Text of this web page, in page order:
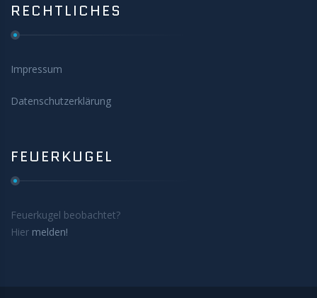
RECHTLICHES
Impressum
Datenschutzerklärung
FEUERKUGEL
Feuerkugel beobachtet?
Hier melden!